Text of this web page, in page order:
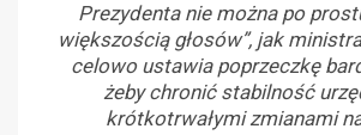
Prezydenta nie można po
większością głosów”, jak
celowo ustawia poprzeczkę
żeby chronić stabilność
krótkotrwałymi zmianami